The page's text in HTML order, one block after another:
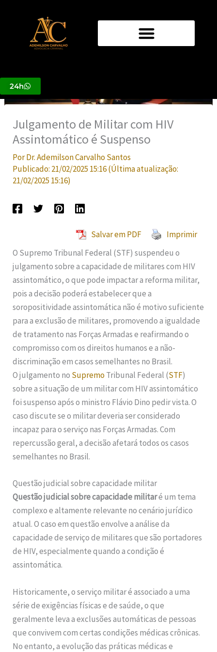
conteúdo
24h
Julgamento de Militar com HIV
Assintomático é Suspenso
PorDr. Ademilson Carvalho Santos
Publicado: 21/02/2025 15:16(Última atualização:
21/02/2025 15:16)
Salvar em PDF
Imprimir
O Supremo Tribunal Federal (STF) suspendeu o
julgamento sobre a capacidade de militares com HIV
assintomático, o que pode impactar a reforma militar,
pois a decisão poderá estabelecer que a
soropositividade assintomática não é motivo suficiente
para a exclusão de militares, promovendo a igualdade
de tratamento nas Forças Armadas e reafirmando o
compromisso com os direitos humanos e a não-
discriminação em casos semelhantes no Brasil.
O julgamento no SupremoTribunal Federal (STF)
sobre a situação de um militar com HIV assintomático
foi suspenso após o ministro Flávio Dino pedir vista. O
caso discute se o militar deveria ser considerado
incapaz para o serviço nas Forças Armadas. Com
repercussão geral, a decisão afetará todos os casos
semelhantes no Brasil.
Questão judicial sobre capacidade militar
Questão judicial sobre capacidade militaré um tema
complexo e altamente relevante no cenário jurídico
atual. O caso em questão envolve a análise da
capacidade de serviço de militares que são portadores
de HIV, especialmente quando a condição é
assintomática.
Historicamente, o serviço militar é associado a uma
série de exigências físicas e de saúde, o que
geralmente leva a exclusões automáticas de pessoas
que convivem com certas condições médicas crônicas.
No entanto, a evolução das práticas médicas e